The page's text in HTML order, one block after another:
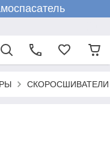
СКОРОСШИВАТЕЛИ